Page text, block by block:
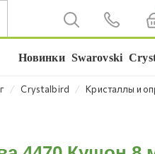
Новинки Swarovski
⁄ Crystalbird ⁄ Кристаллы и